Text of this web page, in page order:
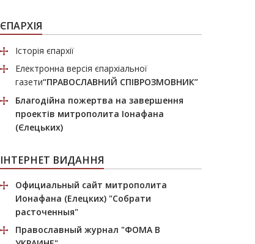
ЄПАРХІЯ
Історія єпархії
Електронна версія єпархіальної
газети“ПРАВОСЛАВНИЙ СПІВРОЗМОВНИК”
Благодійна пожертва на завершення
проектів митрополита Іонафана
(Єлецьких)
ІНТЕРНЕТ ВИДАННЯ
Официальный сайт митрополита
Ионафана (Елецких) "Собрати
расточенныя"
Православный журнал "ФОМА В